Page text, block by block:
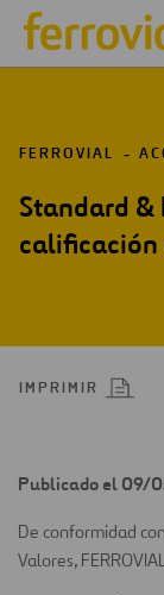
FERROVIAL
Standard &
IMPRIMIR
Publicado el 09/
De conformidad
Valores,